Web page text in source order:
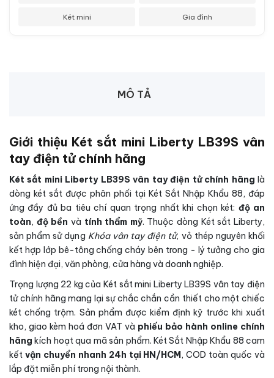
Két mini Gia đình
MÔ TẢ
Giới thiệu Két sắt mini Liberty LB39S vân
tay điện tử chính hãng
Két sắt mini Liberty LB39S vân tay điện tử chính hãng là
dòng két sắt được phân phối tại Két Sắt Nhập Khẩu 88, đáp
ứng đầy đủ ba tiêu chí quan trọng nhất khi chọn két: độ an
toàn, độ bền và tính thẩm mỹ. Thuộc dòng Két sắt Liberty,
sản phẩm sử dụng Khóa vân tay điện tử, vỏ thép nguyên khối
kết hợp lớp bê-tông chống cháy bên trong - lý tưởng cho gia
đình hiện đại, văn phòng, cửa hàng và doanh nghiệp.
Trọng lượng 22 kg của Két sắt mini Liberty LB39S vân tay điện
tử chính hãng mang lại sự chắc chắn cần thiết cho một chiếc
két chống trộm. Sản phẩm được kiểm định kỹ trước khi xuất
kho, giao kèm hoá đơn VAT và phiếu bảo hành online chính
hãng kích hoạt qua mã sản phẩm. Két Sắt Nhập Khẩu 88 cam
kết vận chuyển nhanh 24h tại HN/HCM, COD toàn quốc và
lắp đặt miễn phí trong nội thành.